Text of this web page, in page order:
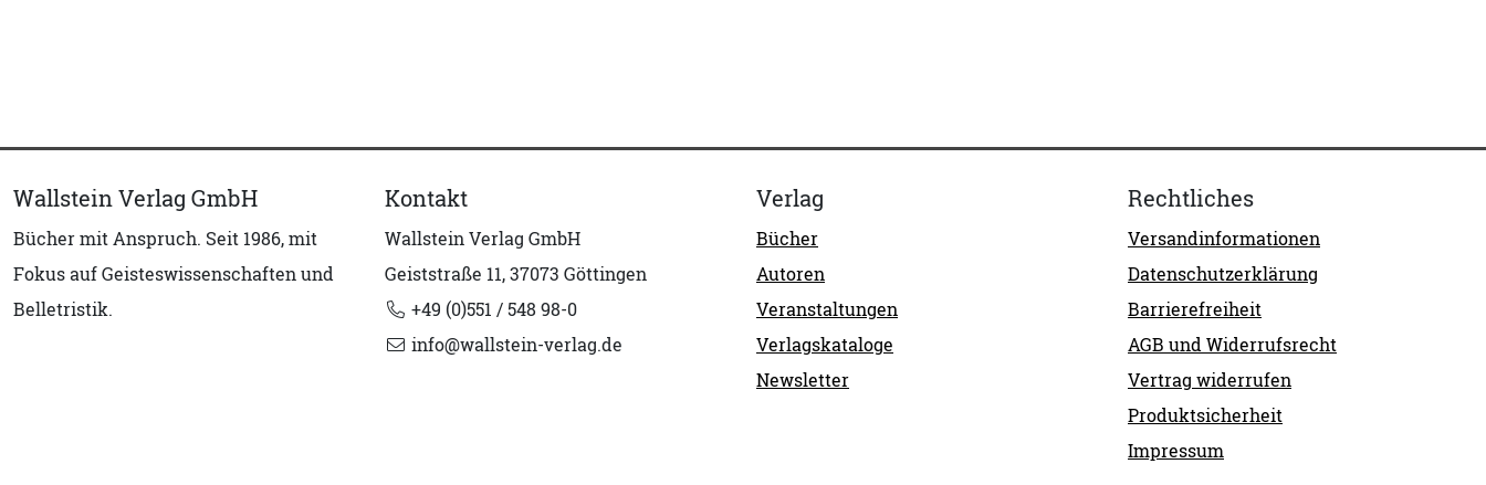
Wallstein Verlag GmbH
Bücher mit Anspruch. Seit 1986, mit
Fokus auf Geisteswissenschaften und
Belletristik.
Kontakt
Wallstein Verlag GmbH
Geiststraße 11, 37073 Göttingen
+49 (0)551 / 548 98-0
info@wallstein-verlag.de
Verlag
Bücher
Autoren
Veranstaltungen
Verlagskataloge
Newsletter
Rechtliches
Versandinformationen
Datenschutzerklärung
Barrierefreiheit
AGB und Widerrufsrecht
Vertrag widerrufen
Produktsicherheit
Impressum